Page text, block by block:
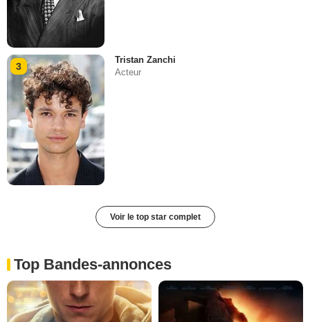
3
Tristan Zanchi
Acteur
Voir le top star complet
Top Bandes-annonces